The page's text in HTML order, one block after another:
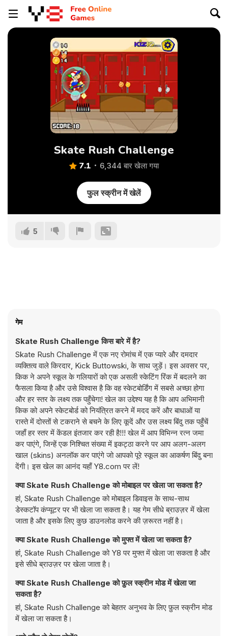
Skate Rush Challenge
7.1 6,344 बार खेला गया
फुल स्क्रीन में खेलें
5
गेम
Skate Rush Challenge किस बारे में है?
Skate Rush Challenge में एक नए रोमांच में एक प्यारे और दमदार
व्यक्तित्व वाले किरदार, Kick Buttowski, के साथ जुड़ें। इस अवसर पर,
किक ने अपने स्कूल के गलियारों को एक असली स्केटिंग रिंक में बदलने का
फैसला किया है और उसे विश्वास है कि वह स्केटबोर्डिंग में सबसे अच्छा होगा
और हर स्तर के लक्ष्य तक पहुँचेगा! खेल का उद्देश्य यह है कि आप अभिमानी
किक को अपने स्केटबोर्ड को नियंत्रित करने में मदद करें और बाधाओं या
रास्ते में दोस्तों से टकराने से बचने के लिए कूदें और उस लक्ष्य बिंदु तक पहुँचें
जहाँ हर स्तर में केंडल इंतजार कर रही है!!! खेल में आप विभिन्न रत्न जमा
कर पाएंगे, जिन्हें एक निश्चित संख्या में इकट्ठा करने पर आप अलग-अलग
खाल (skins) अनलॉक कर पाएंगे जो आपको पूरे स्कूल का आकर्षण बिंदु बना
देंगी। इस खेल का आनंद यहाँ Y8.com पर लें!
क्या Skate Rush Challenge को मोबाइल पर खेला जा सकता है?
हां, Skate Rush Challenge को मोबाइल डिवाइस के साथ-साथ
डेस्कटॉप कंप्यूटर पर भी खेला जा सकता है। यह गेम सीधे ब्राउज़र में खेला
जाता है और इसके लिए कुछ डाउनलोड करने की ज़रूरत नहीं है।
क्या Skate Rush Challenge को मुफ्त में खेला जा सकता है?
हां, Skate Rush Challenge को Y8 पर मुफ्त में खेला जा सकता है और
इसे सीधे ब्राउज़र पर खेला जाता है।
क्या Skate Rush Challenge को फ़ुल स्क्रीन मोड में खेला जा
सकता है?
हां, Skate Rush Challenge को बेहतर अनुभव के लिए फ़ुल स्क्रीन मोड
में खेला जा सकता है।